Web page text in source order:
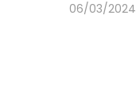
06/03/2024